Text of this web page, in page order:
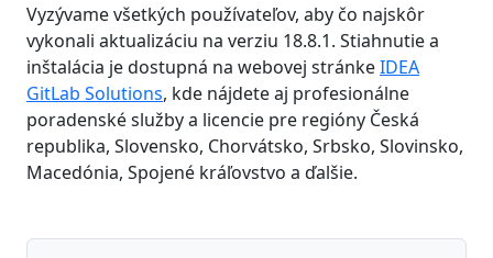
Vyzývame všetkých používateľov, aby čo najskôr
vykonali aktualizáciu na verziu 18.8.1. Stiahnutie a
inštalácia je dostupná na webovej stránkeIDEA
GitLab Solutions, kde nájdete aj profesionálne
poradenské služby a licencie pre regióny Česká
republika, Slovensko, Chorvátsko, Srbsko, Slovinsko,
Macedónia, Spojené kráľovstvo a ďalšie.